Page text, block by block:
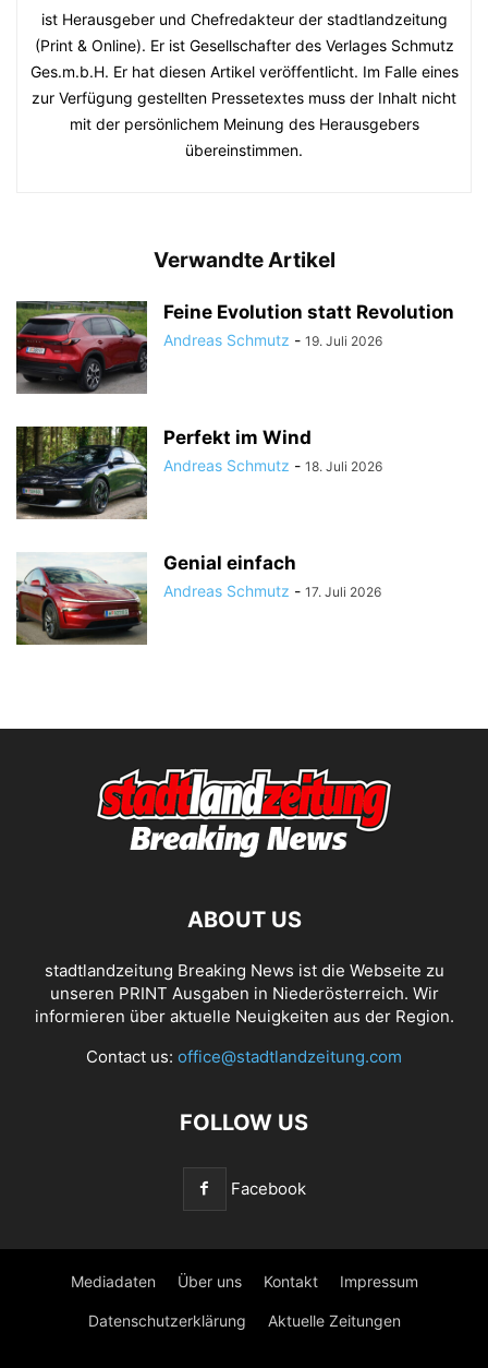
ist Herausgeber und Chefredakteur der stadtlandzeitung
(Print & Online). Er ist Gesellschafter des Verlages Schmutz
Ges.m.b.H. Er hat diesen Artikel veröffentlicht. Im Falle eines
zur Verfügung gestellten Pressetextes muss der Inhalt nicht
mit der persönlichem Meinung des Herausgebers
übereinstimmen.
Verwandte Artikel
Feine Evolution statt Revolution
Andreas Schmutz - 19. Juli 2026
Perfekt im Wind
Andreas Schmutz - 18. Juli 2026
Genial einfach
Andreas Schmutz - 17. Juli 2026
ABOUT US
stadtlandzeitung Breaking News ist die Webseite zu
unseren PRINT Ausgaben in Niederösterreich. Wir
informieren über aktuelle Neuigkeiten aus der Region.
Contact us: office@stadtlandzeitung.com
FOLLOW US
Facebook
Mediadaten Über uns Kontakt Impressum
Datenschutzerklärung Aktuelle Zeitungen